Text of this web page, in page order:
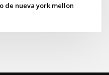
de nueva york mellon